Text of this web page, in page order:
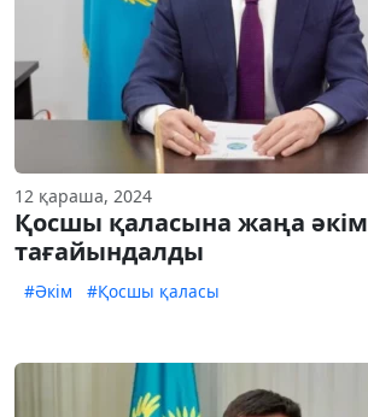
12 қараша, 2024
Қосшы қаласына жаңа әкім
тағайындалды
#Әкім #Қосшы қаласы